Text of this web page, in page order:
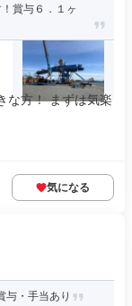
賞与６．１ヶ
な方！ まずは気楽
気になる
・手当あり